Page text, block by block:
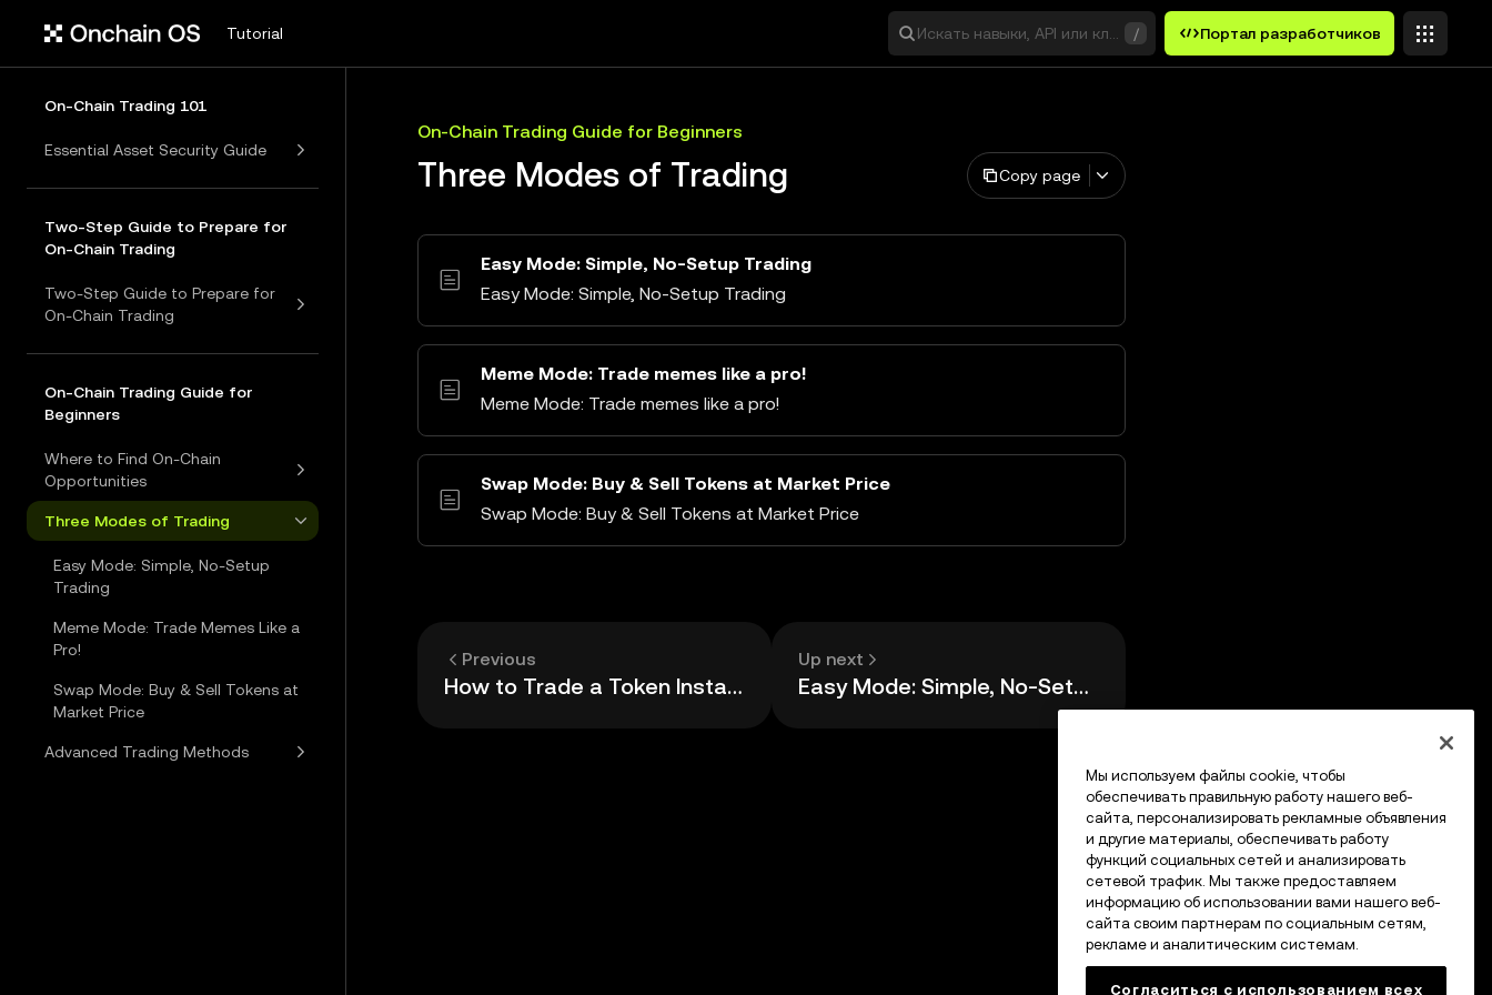
Tutorial Искать навыки, API или ключевые слова
/ Портал разработчиков
On-Chain Trading 101
Essential Asset Security Guide
Two-Step Guide to Prepare for
On-Chain Trading
Two-Step Guide to Prepare for
On-Chain Trading
On-Chain Trading Guide for
Beginners
Where to Find On-Chain
Opportunities
Three Modes of Trading
Easy Mode: Simple, No-Setup
Trading
Meme Mode: Trade Memes Like a
Pro!
Swap Mode: Buy & Sell Tokens at
Market Price
Advanced Trading Methods
On-Chain Trading Guide for Beginners
Three Modes of Trading Copy page
Easy Mode: Simple, No-Setup Trading
Easy Mode: Simple, No-Setup Trading
Meme Mode: Trade memes like a pro!
Meme Mode: Trade memes like a pro!
Swap Mode: Buy & Sell Tokens at Market Price
Swap Mode: Buy & Sell Tokens at Market Price
Previous
How to Trade a Token Instantly
Up next
Easy Mode: Simple, No-Setup Trading
Мы используем файлы cookie, чтобы
обеспечивать правильную работу нашего веб-
сайта, персонализировать рекламные объявления
и другие материалы, обеспечивать работу
функций социальных сетей и анализировать
сетевой трафик. Мы также предоставляем
информацию об использовании вами нашего веб-
сайта своим партнерам по социальным сетям,
рекламе и аналитическим системам.
Согласиться с использованием всех